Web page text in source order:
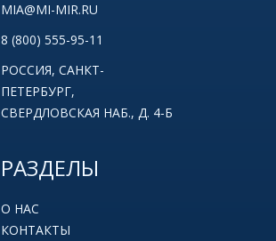
MIA@MI-MIR.RU
8 (800) 555-95-11
РОССИЯ, САНКТ-
ПЕТЕРБУРГ,
СВЕРДЛОВСКАЯ НАБ., Д. 4-Б
РАЗДЕЛЫ
О НАС
КОНТАКТЫ